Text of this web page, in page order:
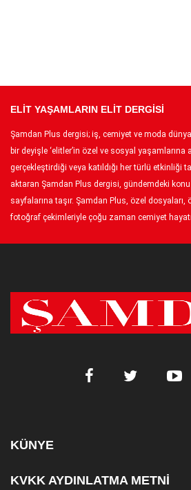
ELİT YAŞAMLARIN ELİT DERGİSİ
Şamdan Plus dergisi; iş, cemiyet ve moda
bir deyişle ‘elitler’in özel ve sosyal yaşamlarına
gerçekleştirdiği veya katıldığı her türlü etkinliği
aktaran Şamdan Plus dergisi, gündemdeki
sayfalarına taşır. Şamdan Plus, özel dosyaları,
fotoğraf çekimleriyle çoğu zaman cemiyet
KÜNYE
KVKK AYDINLATMA METNİ